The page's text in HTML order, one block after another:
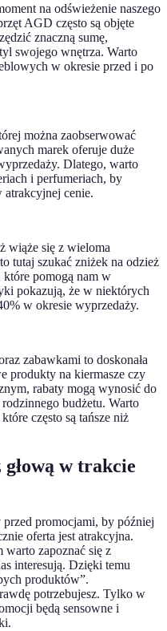
na odświeżenie naszego
AGD często są objęte
znaczną sumę,
swojego wnętrza. Warto
w okresie przed i po
można zaobserwować
marek oferuje duże
Dlatego, warto
i perfumeriach, by
atrakcyjnej cenie.
wiąże się z wieloma
tutaj szukać zniżek na odzież
które pomogą nam w
pokazują, że w niektórych
w okresie wyprzedaży.
zabawkami to doskonała
produkty na kiermasze czy
rabaty mogą wynosić do
budżetu. Warto
często są tańsze niż
w trakcie
przed promocjami, by później
oferta jest atrakcyjna.
warto zapoznać się z
interesują. Dzięki temu
produktów”.
potrzebujesz. Tylko w
będą sensowne i